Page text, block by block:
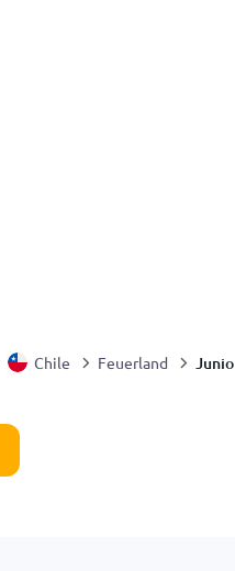
Chile Feuerland Junio